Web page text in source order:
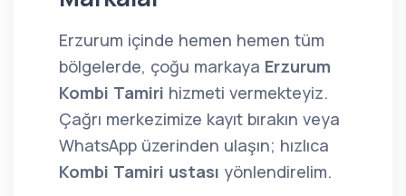
Erzurum içinde hemen hemen tüm
bölgelerde, çoğu markaya Erzurum
Kombi Tamiri hizmeti vermekteyiz.
Çağrı merkezimize kayıt bırakın veya
WhatsApp üzerinden ulaşın; hızlıca
Kombi Tamiri ustası yönlendirelim.